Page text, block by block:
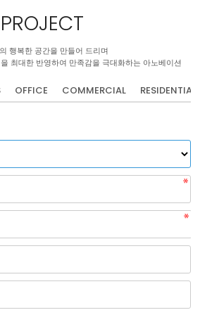
PROJECT
행복한 공간을 만들어 드리며
최대한 반영하여 만족감을 극대화하는 아노베이션
OFFICE COMMERCIAL RESIDENTIAL